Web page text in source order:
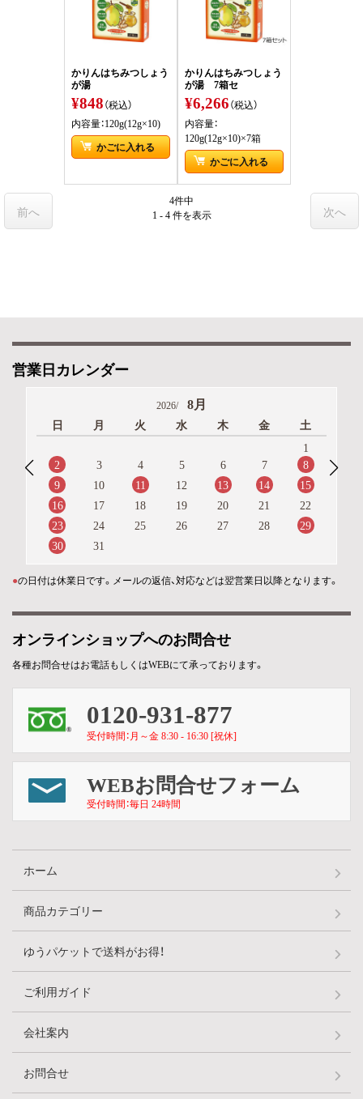
かりんはちみつしょう
が湯
¥848（税込）
内容量：120g(12g×10)
かごに入れる
かりんはちみつしょう
が湯 7箱セ
¥6,266（税込）
内容量：
120g(12g×10)×7箱
かごに入れる
4件中
1 - 4 件を表示
前へ 次へ
営業日カレンダー
2026/ 8月
日 月 火 水 木 金
土
1
2
3 4 5 6 7
8
9
10 11 12 13 14
15
16
17 18 19 20 21
22
23
24 25 26 27 28
29
30
31
●の日付は休業日です。メールの返信、対応などは翌営業日以降となります。
オンラインショップへのお問合せ
各種お問合せはお電話もしくはWEBにて承っております。
0120-931-877
受付時間：月～金 8:30 - 16:30 [祝休]
WEBお問合せフォーム
受付時間：毎日 24時間
ホーム
商品カテゴリー
ゆうパケットで送料がお得！
ご利用ガイド
会社案内
お問合せ